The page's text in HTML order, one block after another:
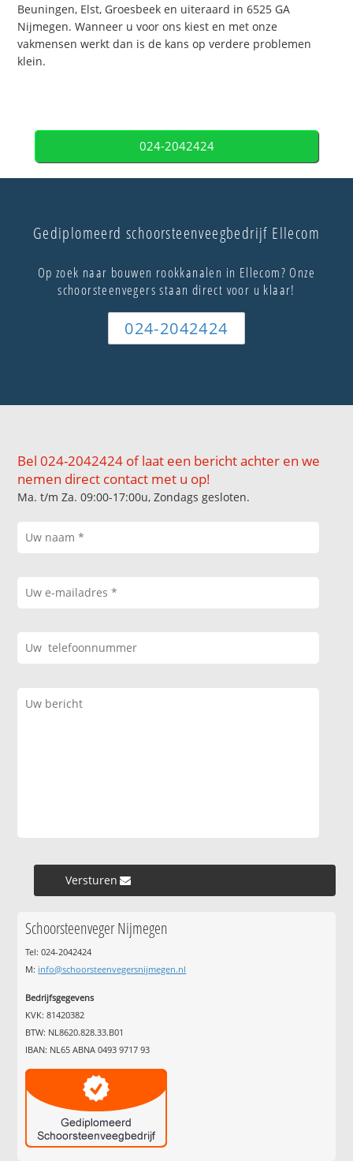
Beuningen, Elst, Groesbeek en uiteraard in 6525 GA
Nijmegen. Wanneer u voor ons kiest en met onze
vakmensen werkt dan is de kans op verdere problemen
klein.
024-2042424
Gediplomeerd schoorsteenveegbedrijf Ellecom
Op zoek naar bouwen rookkanalen in Ellecom? Onze
schoorsteenvegers staan direct voor u klaar!
024-2042424
Bel 024-2042424 of laat een bericht achter en we
nemen direct contact met u op!
Ma. t/m Za. 09:00-17:00u, Zondags gesloten.
Versturen »
Schoorsteenveger Nijmegen
Tel: 024-2042424
M: info@schoorsteenvegersnijmegen.nl
Bedrijfsgegevens
KVK: 81420382
BTW: NL8620.828.33.B01
IBAN: NL65 ABNA 0493 9717 93